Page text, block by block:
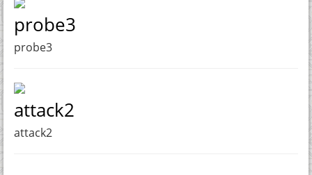
probe3
probe3
attack2
attack2